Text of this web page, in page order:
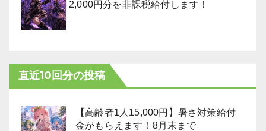
2,000円分を非課税給付します！
直近10回分の投稿
【高齢者1人15,000円】暑さ対策給付
金がもらえます！8月末まで